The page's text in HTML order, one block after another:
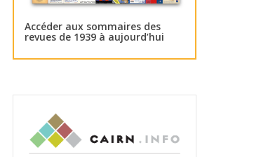
Accéder aux sommaires des
revues de 1939 à aujourd’hui